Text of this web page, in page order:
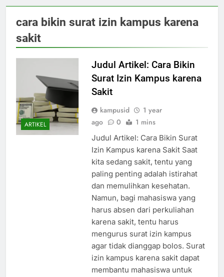
cara bikin surat izin kampus karena
sakit
ARTIKEL
Judul Artikel: Cara Bikin
Surat Izin Kampus karena
Sakit
kampusid
1 year
ago
0 1 mins
Judul Artikel: Cara Bikin Surat
Izin Kampus karena Sakit Saat
kita sedang sakit, tentu yang
paling penting adalah istirahat
dan memulihkan kesehatan.
Namun, bagi mahasiswa yang
harus absen dari perkuliahan
karena sakit, tentu harus
mengurus surat izin kampus
agar tidak dianggap bolos. Surat
izin kampus karena sakit dapat
membantu mahasiswa untuk